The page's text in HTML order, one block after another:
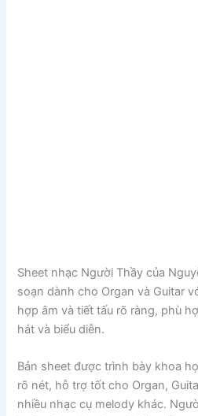
Sheet nhạc Người Thầy của
soạn dành cho Organ và Guitar
hợp âm và tiết tấu rõ ràng, phù
hát và biểu diễn.
Bản sheet được trình bày khoa
rõ nét, hỗ trợ tốt cho Organ,
nhiều nhạc cụ melody khác.